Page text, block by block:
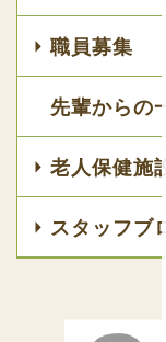
職員募集
先輩からの
老人保健施
スタッフブ